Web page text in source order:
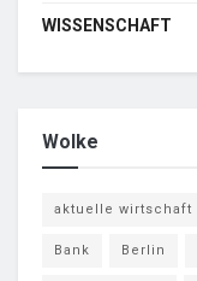
WISSENSCHAFT
Wolke
aktuelle wirtschaft
Bank Berlin